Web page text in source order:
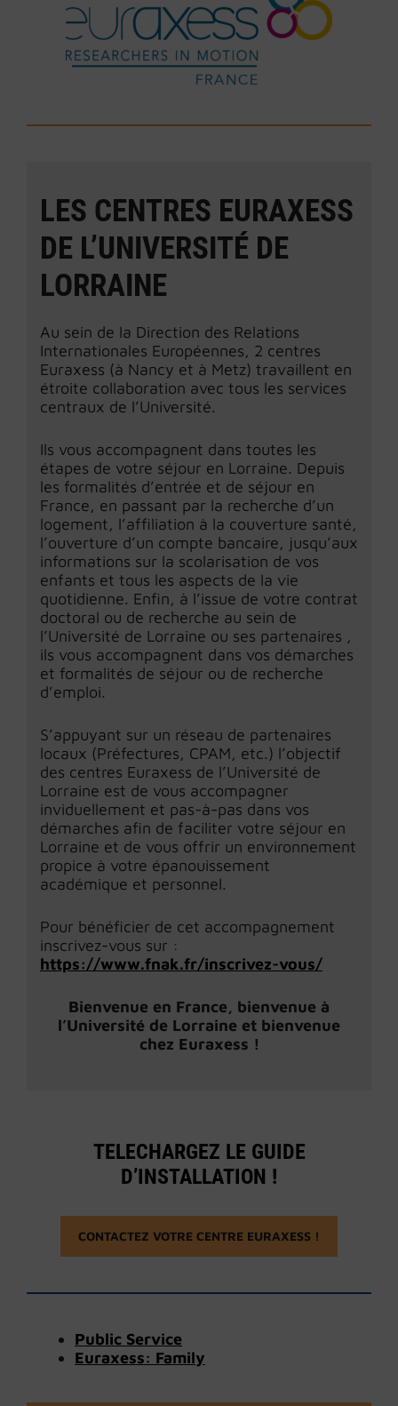
LES CENTRES EURAXESS
DE L’UNIVERSITÉ DE
LORRAINE
Au sein de la Direction des Relations
Internationales Européennes, 2 centres
Euraxess (à Nancy et à Metz) travaillent en
étroite collaboration avec tous les services
centraux de l’Université.
Ils vous accompagnent dans toutes les
étapes de votre séjour en Lorraine. Depuis
les formalités d’entrée et de séjour en
France, en passant par la recherche d’un
logement, l’affiliation à la couverture santé,
l’ouverture d’un compte bancaire, jusqu’aux
informations sur la scolarisation de vos
enfants et tous les aspects de la vie
quotidienne. Enfin, à l’issue de votre contrat
doctoral ou de recherche au sein de
l’Université de Lorraine ou ses partenaires ,
ils vous accompagnent dans vos démarches
et formalités de séjour ou de recherche
d’emploi.
S’appuyant sur un réseau de partenaires
locaux (Préfectures, CPAM, etc.) l’objectif
des centres Euraxess de l’Université de
Lorraine est de vous accompagner
inviduellement et pas-à-pas dans vos
démarches afin de faciliter votre séjour en
Lorraine et de vous offrir un environnement
propice à votre épanouissement
académique et personnel.
Pour bénéficier de cet accompagnement
inscrivez-vous sur :
https://www.fnak.fr/inscrivez-vous/
Bienvenue en France, bienvenue à
l’Université de Lorraine et bienvenue
chez Euraxess !
TELECHARGEZ LE GUIDE
D’INSTALLATION !
CONTACTEZ VOTRE CENTRE EURAXESS !
Public Service
Euraxess: Family